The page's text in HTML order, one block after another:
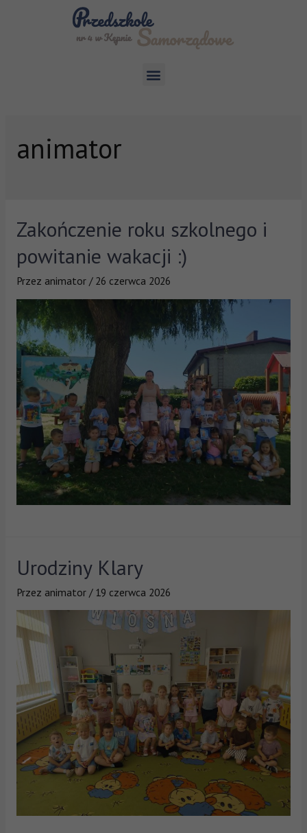
animator
Zakończenie roku szkolnego i
powitanie wakacji :)
Przez animator / 26 czerwca 2026
Urodziny Klary
Przez animator / 19 czerwca 2026